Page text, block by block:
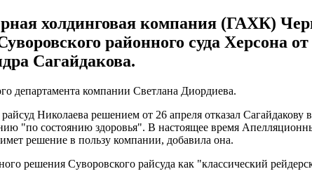
холдинговая компания (ГАХК)
районного суда Херсона
Сагайдакова.
департамента компании Светлана Диордиева.
Николаева решением от 26 апреля отказал
"по состоянию здоровья". В настоящее время
решение в пользу компании, добавила она.
решения Суворовского райсуда как "классический